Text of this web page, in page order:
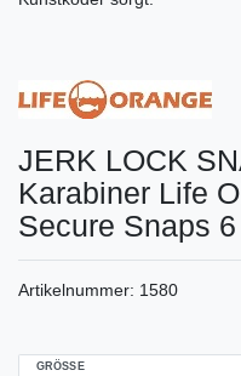
JERK LOCK
Karabiner Life
Secure Snaps
Artikelnummer: 1580
GRÖSSE